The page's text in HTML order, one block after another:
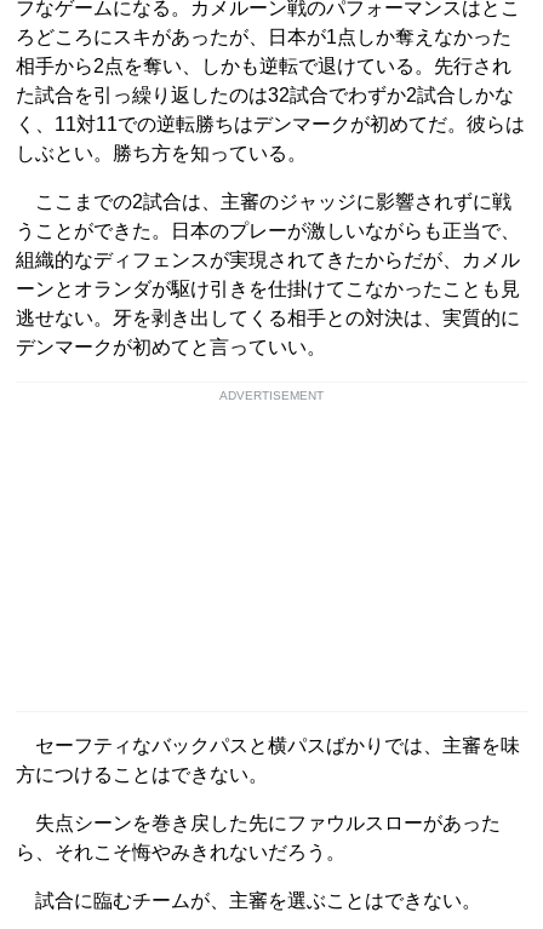
フなゲームになる。カメルーン戦のパフォーマンスはとこ
ろどころにスキがあったが、日本が1点しか奪えなかった
相手から2点を奪い、しかも逆転で退けている。先行され
た試合を引っ繰り返したのは32試合でわずか2試合しかな
く、11対11での逆転勝ちはデンマークが初めてだ。彼らは
しぶとい。勝ち方を知っている。
ここまでの2試合は、主審のジャッジに影響されずに戦
うことができた。日本のプレーが激しいながらも正当で、
組織的なディフェンスが実現されてきたからだが、カメル
ーンとオランダが駆け引きを仕掛けてこなかったことも見
逃せない。牙を剥き出してくる相手との対決は、実質的に
デンマークが初めてと言っていい。
ADVERTISEMENT
セーフティなバックパスと横パスばかりでは、主審を味
方につけることはできない。
失点シーンを巻き戻した先にファウルスローがあった
ら、それこそ悔やみきれないだろう。
試合に臨むチームが、主審を選ぶことはできない。